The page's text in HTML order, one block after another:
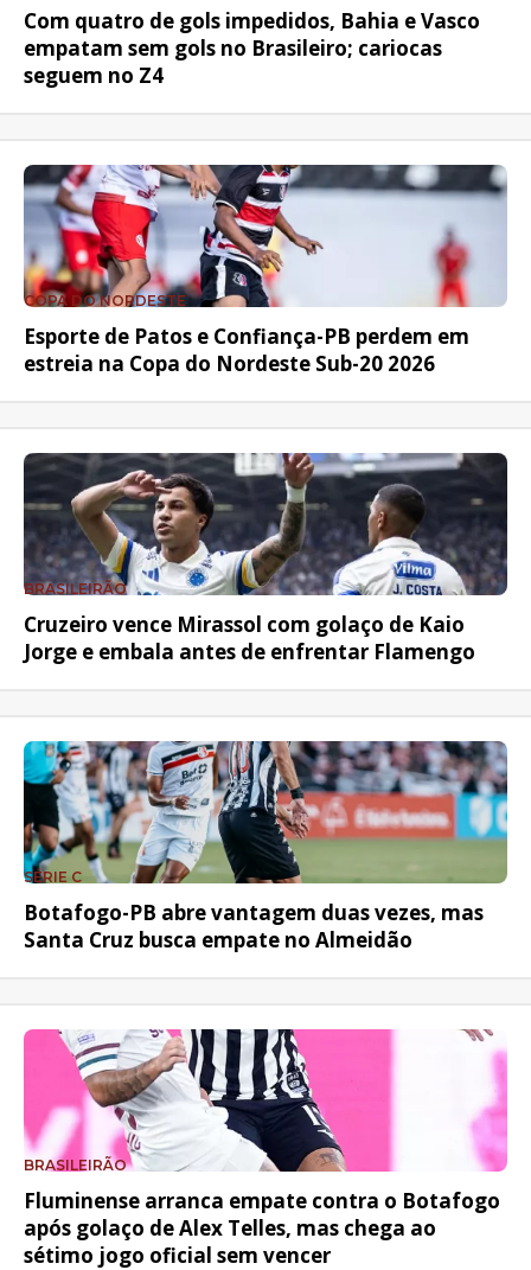
Com quatro de gols impedidos, Bahia e Vasco
empatam sem gols no Brasileiro; cariocas
seguem no Z4
COPA DO NORDESTE
Esporte de Patos e Confiança-PB perdem em
estreia na Copa do Nordeste Sub-20 2026
BRASILEIRÃO
Cruzeiro vence Mirassol com golaço de Kaio
Jorge e embala antes de enfrentar Flamengo
SÉRIE C
Botafogo-PB abre vantagem duas vezes, mas
Santa Cruz busca empate no Almeidão
BRASILEIRÃO
Fluminense arranca empate contra o Botafogo
após golaço de Alex Telles, mas chega ao
sétimo jogo oficial sem vencer